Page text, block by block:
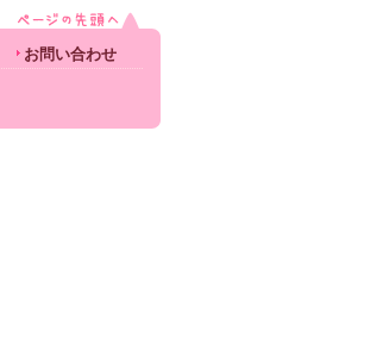
お問い合わせ